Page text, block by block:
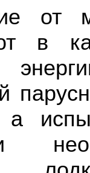
от
в
а